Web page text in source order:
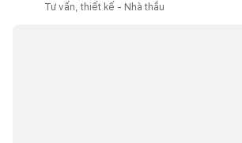
Tư vấn, thiết kế - Nhà thầu